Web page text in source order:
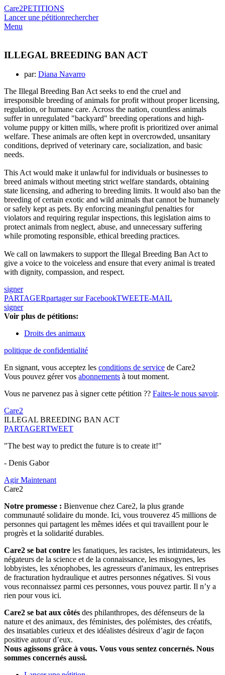
Care2PETITIONS
Lancer une pétitionrechercher
Menu
ILLEGAL BREEDING BAN ACT
par: Diana Navarro
The Illegal Breeding Ban Act seeks to end the cruel and
irresponsible breeding of animals for profit without proper licensing,
regulation, or humane care. Across the nation, countless animals
suffer in unregulated "backyard" breeding operations and high-
volume puppy or kitten mills, where profit is prioritized over animal
welfare. These animals are often kept in overcrowded, unsanitary
conditions, deprived of veterinary care, socialization, and basic
needs.
This Act would make it unlawful for individuals or businesses to
breed animals without meeting strict welfare standards, obtaining
state licensing, and adhering to breeding limits. It would also ban the
breeding of certain exotic and wild animals that cannot be humanely
or safely kept as pets. By enforcing meaningful penalties for
violators and requiring regular inspections, this legislation aims to
protect animals from neglect, abuse, and unnecessary suffering
while promoting responsible, ethical breeding practices.
We call on lawmakers to support the Illegal Breeding Ban Act to
give a voice to the voiceless and ensure that every animal is treated
with dignity, compassion, and respect.
signer
PARTAGERpartager sur FacebookTWEETE-MAIL
signer
Voir plus de pétitions:
Droits des animaux
politique de confidentialité
En signant, vous acceptez les conditions de service de Care2
Vous pouvez gérer vos abonnements à tout moment.
Vous ne parvenez pas à signer cette pétition ?? Faites-le nous savoir.
Care2
ILLEGAL BREEDING BAN ACT
PARTAGERTWEET
"The best way to predict the future is to create it!"
- Denis Gabor
Agir Maintenant
Care2
Notre promesse : Bienvenue chez Care2, la plus grande
communauté solidaire du monde. Ici, vous trouverez 45 millions de
personnes qui partagent les mêmes idées et qui travaillent pour le
progrès et la solidarité durables.
Care2 se bat contre les fanatiques, les racistes, les intimidateurs, les
négateurs de la science et de la connaissance, les misogynes, les
lobbyistes, les xénophobes, les agresseurs d'animaux, les entreprises
de fracturation hydraulique et autres personnes négatives. Si vous
vous reconnaissez parmi ces personnes, vous pouvez partir. Il n’y a
rien pour vous ici.
Care2 se bat aux côtés des philanthropes, des défenseurs de la
nature et des animaux, des féministes, des polémistes, des créatifs,
des insatiables curieux et des idéalistes désireux d’agir de façon
positive autour d’eux.
Nous agissons grâce à vous. Vous vous sentez concernés. Nous
sommes concernés aussi.